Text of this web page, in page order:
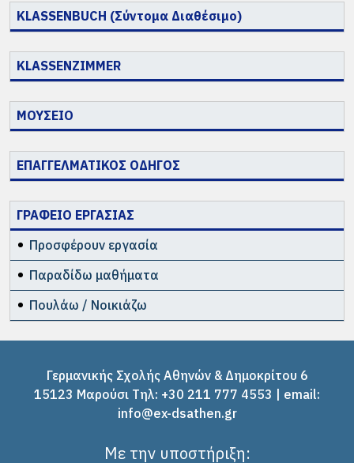
KLASSENBUCH (Σύντομα Διαθέσιμο)
KLASSENZIMMER
ΜΟΥΣΕΙΟ
ΕΠΑΓΓΕΛΜΑΤΙΚΟΣ ΟΔΗΓΟΣ
ΓΡΑΦΕΙΟ ΕΡΓΑΣΙΑΣ
Προσφέρουν εργασία
Παραδίδω μαθήματα
Πουλάω / Νοικιάζω
Γερμανικής Σχολής Αθηνών & Δημοκρίτου 6
15123 Μαρούσι Tηλ: +30 211 777 4553 | email:
info@ex-dsathen.gr
Με την υποστήριξη: